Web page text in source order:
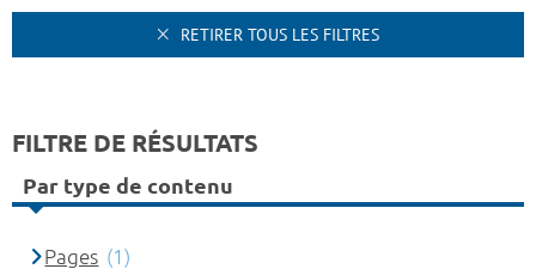
RETIRER TOUS LES FILTRES
FILTRE DE RÉSULTATS
Par type de contenu
Pages (1)